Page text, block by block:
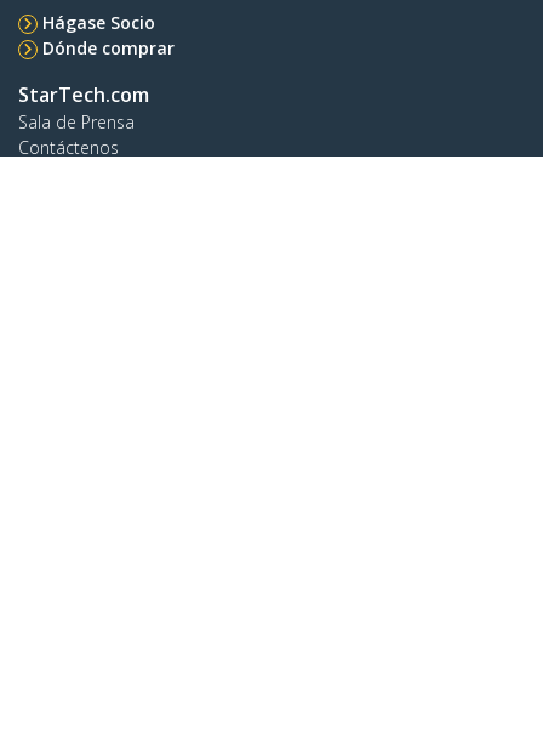
Hágase Socio
Dónde comprar
StarTech.com
Sala de Prensa
Contáctenos